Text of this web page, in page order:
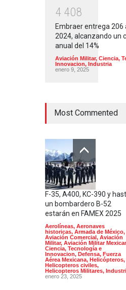
4 408
Embraer entrega 206
2024, alcanzando un
anual del 14%
Aviación Militar, Ciencia,
Innovacion, Industria
enero 9, 2025
Most Commented
F-35, A400, KC-390 y
un bombardero B-52
estarán en FAMEX 2025
Aerolíneas, Aeronaves
historicas, Armada de México,
Aviación Comercial , Aviación
Militar, Aviación Militar
Ciencia, Tecnología e
Innovacion, Defensa, Fuerza
Aérea Mexicana, Helicópteros,
Helicopteros civiles,
Helicopteros Militares,
enero 23, 2025